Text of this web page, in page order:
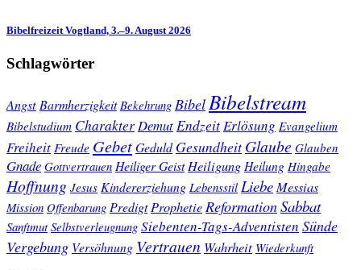
Bibelfreizeit Vogtland, 3.–9. August 2026
Schlagwörter
Angst Barmherzigkeit Bekehrung Bibel Bibelstream
Bibelstudium Charakter Demut EndzeitErlösung Evangelium
Freiheit Freude GebetGeduld Gesundheit Glaube Glauben
Gnade Gottvertrauen Heiliger Geist Heiligung Heilung Hingabe
Hoffnung Jesus Kindererziehung Lebensstil Liebe Messias
Mission Offenbarung Predigt Prophetie ReformationSabbat
Sanftmut Selbstverleugnung Siebenten-Tags-Adventisten Sünde
Vergebung Versöhnung Vertrauen Wahrheit Wiederkunft